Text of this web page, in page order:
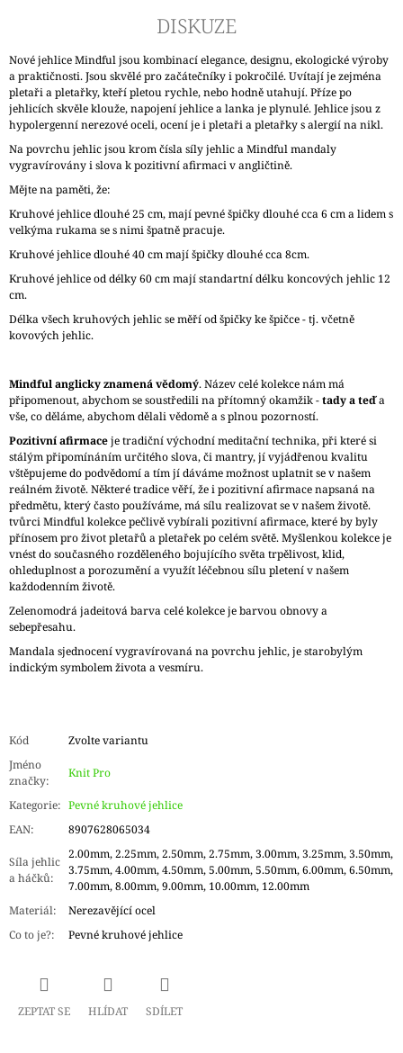
DISKUZE
Nové jehlice Mindful jsou kombinací elegance, designu, ekologické výroby
a praktičnosti. Jsou skvělé pro začátečníky i pokročilé. Uvítají je zejména
pletaři a pletařky, kteří pletou rychle, nebo hodně utahují. Příze po
jehlicích skvěle klouže, napojení jehlice a lanka je plynulé. Jehlice jsou z
hypolergenní nerezové oceli, ocení je i pletaři a pletařky s alergií na nikl.
Na povrchu jehlic jsou krom čísla síly jehlic a Mindful mandaly
vygravírovány i slova k pozitivní afirmaci v angličtině.
Mějte na paměti, že:
Kruhové jehlice dlouhé 25 cm, mají pevné špičky dlouhé cca 6 cm a lidem s
velkýma rukama se s nimi špatně pracuje.
Kruhové jehlice dlouhé 40 cm mají špičky dlouhé cca 8cm.
Kruhové jehlice od délky 60 cm mají standartní délku koncových jehlic 12
cm.
Délka všech kruhových jehlic se měří od špičky ke špičce - tj. včetně
kovových jehlic.
Mindful anglicky znamená vědomý. Název celé kolekce nám má
připomenout, abychom se soustředili na přítomný okamžik -tady a teďa
vše, co děláme, abychom dělali vědomě a s plnou pozorností.
Pozitivní afirmaceje tradiční východní meditační technika, při které si
stálým připomínáním určitého slova, či mantry, jí vyjádřenou kvalitu
vštěpujeme do podvědomí a tím jí dáváme možnost uplatnit se v našem
reálném životě. Některé tradice věří, že i pozitivní afirmace napsaná na
předmětu, který často používáme, má sílu realizovat se v našem životě.
tvůrci Mindful kolekce pečlivě vybírali pozitivní afirmace, které by byly
přínosem pro život pletařů a pletařek po celém světě. Myšlenkou kolekce je
vnést do současného rozděleného bojujícího světa trpělivost, klid,
ohleduplnost a porozumění a využít léčebnou sílu pletení v našem
každodenním životě.
Zelenomodrá jadeitová barva celé kolekce je barvou obnovy a
sebepřesahu.
Mandala sjednocení vygravírovaná na povrchu jehlic, je starobylým
indickým symbolem života a vesmíru.
Kód
Zvolte variantu
Jméno
značky:
Knit Pro
Kategorie: Pevné kruhové jehlice
EAN: 8907628065034
Síla jehlic
a háčků:
2.00mm, 2.25mm, 2.50mm, 2.75mm, 3.00mm, 3.25mm, 3.50mm,
3.75mm, 4.00mm, 4.50mm, 5.00mm, 5.50mm, 6.00mm, 6.50mm,
7.00mm, 8.00mm, 9.00mm, 10.00mm, 12.00mm
Materiál:
Nerezavějící ocel
Co to je?: Pevné kruhové jehlice
ZEPTAT SE HLÍDAT SDÍLET